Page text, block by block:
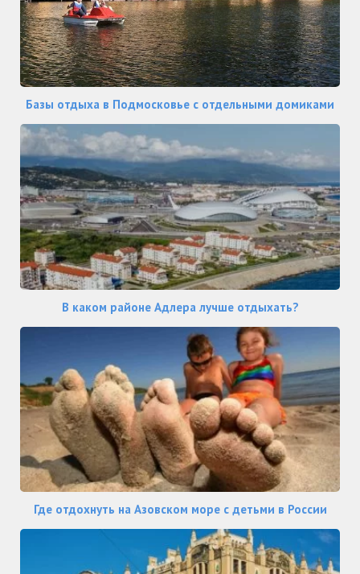
Базы отдыха в Подмосковье с отдельными домиками
В каком районе Адлера лучше отдыхать?
Где отдохнуть на Азовском море с детьми в России